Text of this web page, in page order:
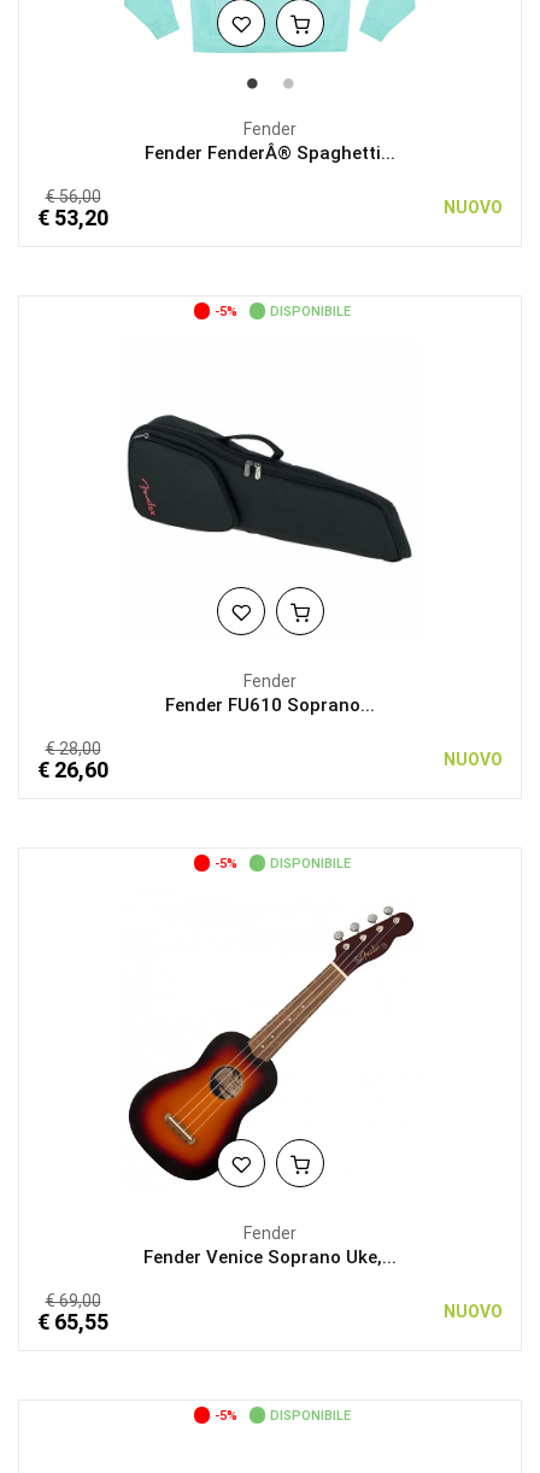
Fender
Fender FenderÂ® Spaghetti...
€ 56,00
€ 53,20 NUOVO
-5% DISPONIBILE
Fender
Fender FU610 Soprano...
€ 28,00
€ 26,60 NUOVO
-5% DISPONIBILE
Fender
Fender Venice Soprano Uke,...
€ 69,00
€ 65,55 NUOVO
-5% DISPONIBILE